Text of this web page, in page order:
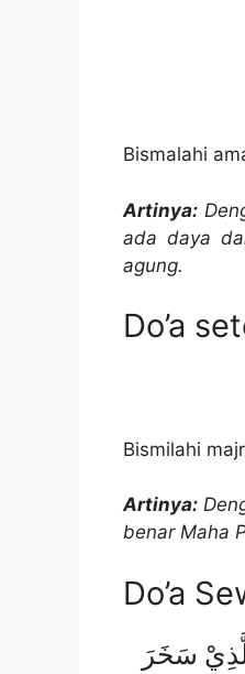
Bismalahi
Artinya:
ada daya
agung.
Do’a
Bismilahi
Artinya:
benar Maha
Do’a
سَخَرَ